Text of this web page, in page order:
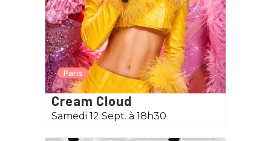
Paris
Cream Cloud
Samedi 12 Sept. à 18h30